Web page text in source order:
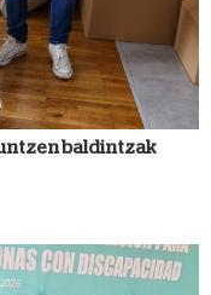
baldintzak